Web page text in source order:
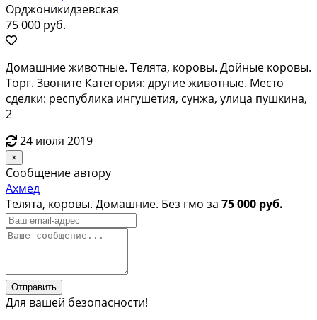
Орджоникидзевская
75 000 руб.
Домашние животные. Телята, коровы. Дойные коровы.
Торг. Звоните Категория: другие животные. Место
сделки: республика ингушетия, сунжа, улица пушкина,
2
24 июля 2019
×
Сообщение автору
Ахмед
Телята, коровы. Домашние. Без гмо за 75 000 руб.
Отправить
Для вашей безопасности!